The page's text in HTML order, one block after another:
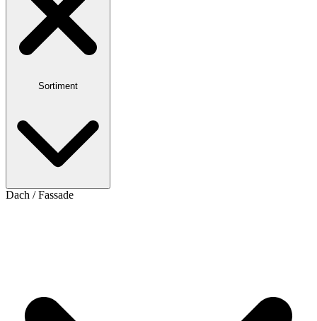
Sortiment
Dach / Fassade